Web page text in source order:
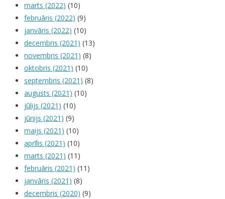
marts (2022) (10)
februāris (2022) (9)
janvāris (2022) (10)
decembris (2021) (13)
novembris (2021) (8)
oktobris (2021) (10)
septembris (2021) (8)
augusts (2021) (10)
jūlijs (2021) (10)
jūnijs (2021) (9)
maijs (2021) (10)
aprīlis (2021) (10)
marts (2021) (11)
februāris (2021) (11)
janvāris (2021) (8)
decembris (2020) (9)